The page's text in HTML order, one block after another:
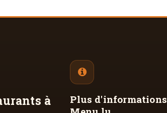
à
Plus d'informations